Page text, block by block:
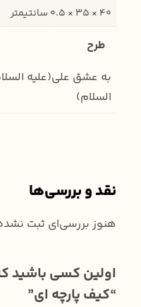
40 × 35 × 0.5 سانتیمتر
طرح
به عشق علی(علیه
السلام)
نقد و بررسی‌ها
هنوز بررسی‌ای ثبت
اولین کسی باشید
“کیف پارچه ای”